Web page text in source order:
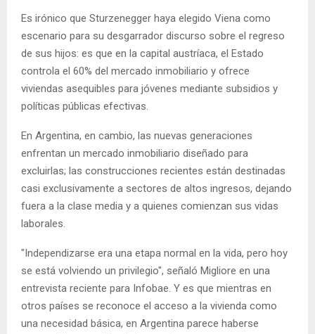
Es irónico que Sturzenegger haya elegido Viena como
escenario para su desgarrador discurso sobre el regreso
de sus hijos: es que en la capital austríaca, el Estado
controla el 60% del mercado inmobiliario y ofrece
viviendas asequibles para jóvenes mediante subsidios y
políticas públicas efectivas.
En Argentina, en cambio, las nuevas generaciones
enfrentan un mercado inmobiliario diseñado para
excluirlas; las construcciones recientes están destinadas
casi exclusivamente a sectores de altos ingresos, dejando
fuera a la clase media y a quienes comienzan sus vidas
laborales.
"Independizarse era una etapa normal en la vida, pero hoy
se está volviendo un privilegio", señaló Migliore en una
entrevista reciente para Infobae. Y es que mientras en
otros países se reconoce el acceso a la vivienda como
una necesidad básica, en Argentina parece haberse